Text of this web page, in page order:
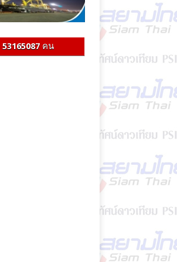
53165087 คน